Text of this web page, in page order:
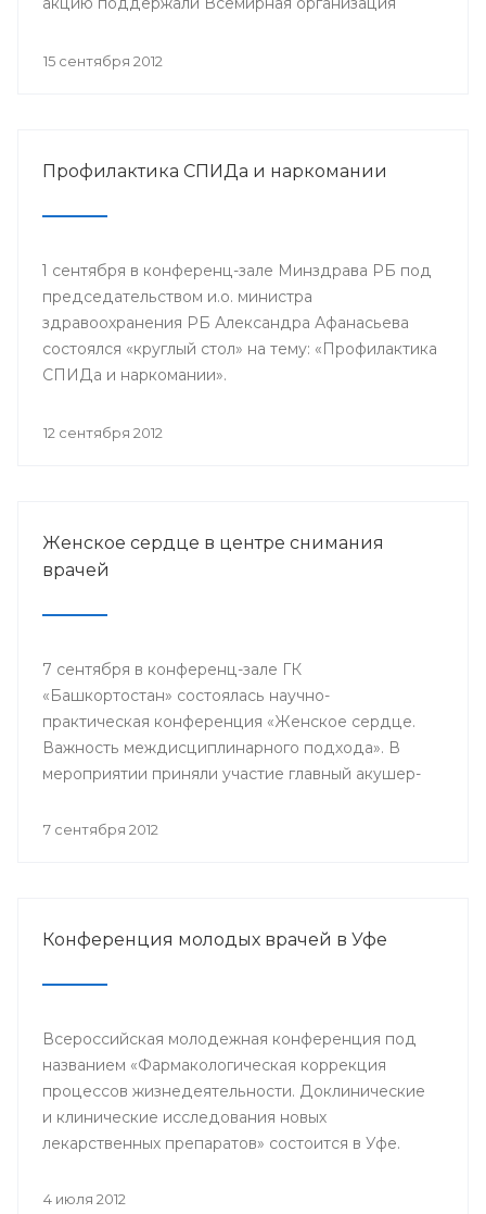
организации.
15 сентября 2012
Профилактика СПИДа и наркомании
1 сентября в конференц-зале Минздрава РБ под
председательством и.о. министра
здравоохранения РБ Александра Афанасьева
состоялся «круглый стол» на тему: «Профилактика
СПИДа и наркомании».
12 сентября 2012
Женское сердце в центре снимания
врачей
7 сентября в конференц-зале ГК
«Башкортостан» состоялась научно-
практическая конференция «Женское сердце.
Важность междисциплинарного подхода». В
мероприятии приняли участие главный акушер-
заместитель начальника Управления
заведующий кафедрой акушерства и
профессора ведущих клиник Москвы: Рафаэль
гинекологи, детские гинекологи, кардиологи,
эндокринологи, врачи общей практики,
терапевты, сотрудники профильных кафедр
БГМУ.
7 сентября 2012
Конференция молодых врачей в Уфе
Всероссийская молодежная конференция под
названием «Фармакологическая коррекция
процессов жизнедеятельности. Доклинические
и клинические исследования новых
лекарственных препаратов» состоится в Уфе.
4 июля 2012